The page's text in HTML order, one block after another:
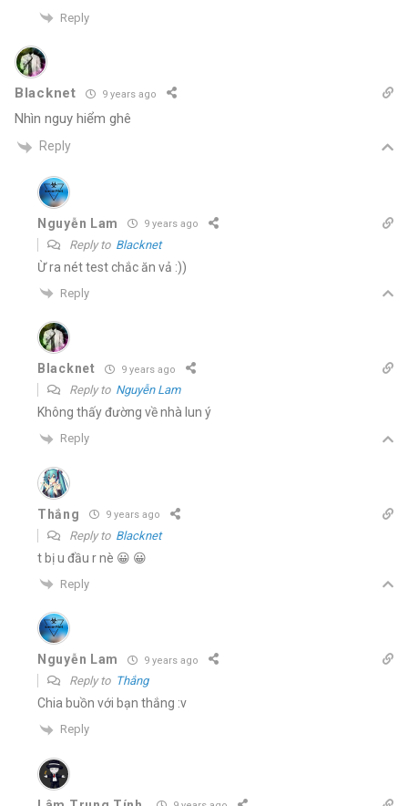
Reply
Blacknet 9 years ago
Nhìn nguy hiểm ghê
Reply
Nguyễn Lam 9 years ago
Reply to Blacknet
Ừ ra nét test chắc ăn vả :))
Reply
Blacknet 9 years ago
Reply to Nguyễn Lam
Không thấy đường về nhà lun ý
Reply
Thắng 9 years ago
Reply to Blacknet
t bị u đầu r nè 😀 😀
Reply
Nguyễn Lam 9 years ago
Reply to Thắng
Chia buồn với bạn thắng :v
Reply